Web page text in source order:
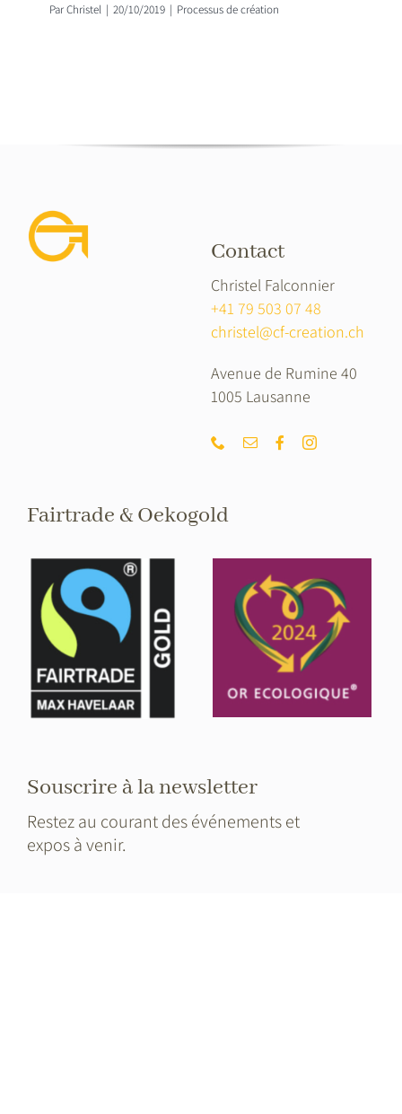
ParChristel | 20/10/2019 | Processus de création
Contact
Christel Falconnier
+41 79 503 07 48
christel@cf-creation.ch
Avenue de Rumine 40
1005 Lausanne
Fairtrade & Oekogold
Souscrire à la newsletter
Restez au courant des événements et
expos à venir.